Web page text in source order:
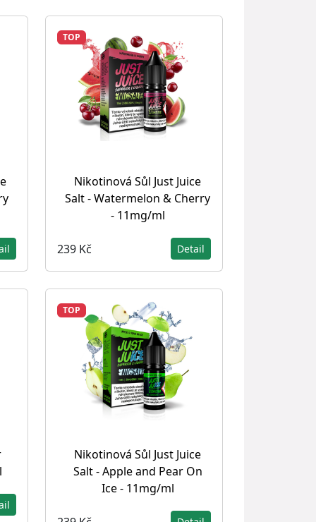
TOP
Nikotinová Sůl Just Juice
Salt - Watermelon & Cherry
- 11mg/ml
239 Kč Detail
TOP
Nikotinová Sůl Just Juice
Salt - Apple and Pear On
Ice - 11mg/ml